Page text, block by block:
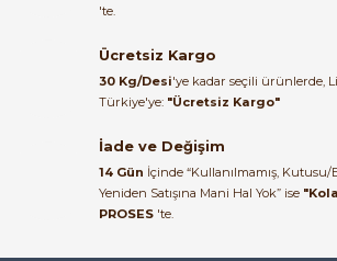
Kemal Toktaş | 20/06/2026
problemsiz geçti.
Kemal Toktaş | 20/06/2026
'te.
Ücretsiz Kargo
30 Kg/Desi'ye kadar seçili ürünlerde,
Türkiye'ye: "Ücretsiz Kargo"
İade ve Değişim
14 Gün İçinde “Kullanılmamış, Kutusu/
Yeniden Satışına Mani Hal Yok” ise
PROSES 'te.